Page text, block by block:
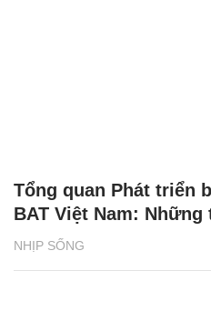
NHỊP SỐNG
Tổng quan Phát triển
BAT Việt Nam: